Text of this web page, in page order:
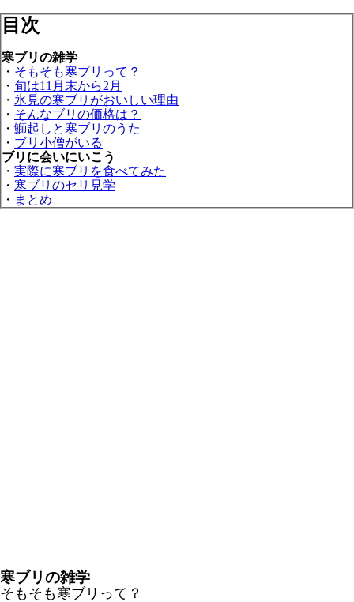
目次
寒ブリの雑学
・ そもそも寒ブリって？
・ 旬は11月末から2月
・ 氷見の寒ブリがおいしい理由
・ そんなブリの価格は？
・ 鰤起しと寒ブリのうた
・ ブリ小僧がいる
ブリに会いにいこう
・ 実際に寒ブリを食べてみた
・ 寒ブリのセリ見学
・ まとめ
寒ブリの雑学
そもそも寒ブリって？